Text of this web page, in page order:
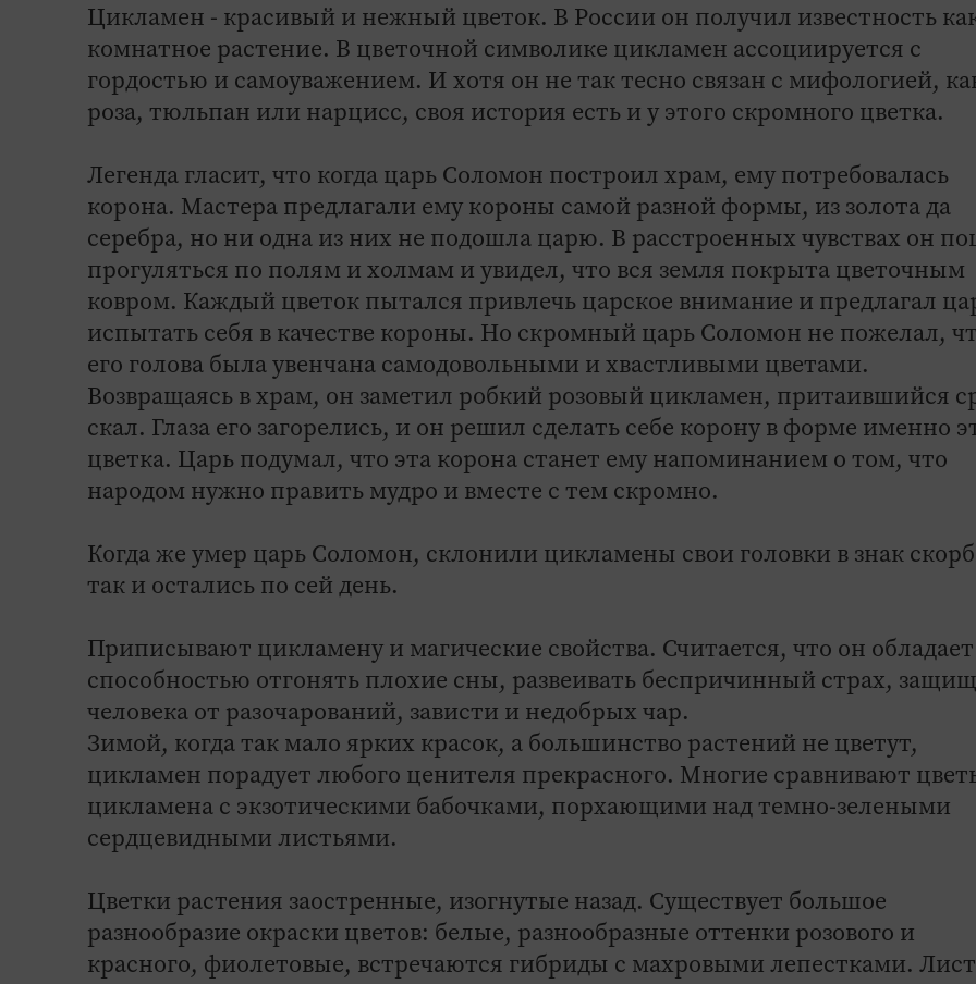
Цикламен - красивый и нежный цветок. В России он получил известность
комнатное растение. В цветочной символике цикламен ассоциируется с
гордостью и самоуважением. И хотя он не так тесно связан с мифологией,
роза, тюльпан или нарцисс, своя история есть и у этого скромного цветка.
Легенда гласит, что когда царь Соломон построил храм, ему потребовалась
корона. Мастера предлагали ему короны самой разной формы, из золота да
серебра, но ни одна из них не подошла царю. В расстроенных чувствах он
прогуляться по полям и холмам и увидел, что вся земля покрыта цветочным
ковром. Каждый цветок пытался привлечь царское внимание и предлагал
испытать себя в качестве короны. Но скромный царь Соломон не пожелал,
его голова была увенчана самодовольными и хвастливыми цветами.
Возвращаясь в храм, он заметил робкий розовый цикламен, притаившийся
скал. Глаза его загорелись, и он решил сделать себе корону в форме именно
цветка. Царь подумал, что эта корона станет ему напоминанием о том, что
народом нужно править мудро и вместе с тем скромно.
Когда же умер царь Соломон, склонили цикламены свои головки в знак
так и остались по сей день.
Приписывают цикламену и магические свойства. Считается, что он обладает
способностью отгонять плохие сны, развеивать беспричинный страх,
человека от разочарований, зависти и недобрых чар.
Зимой, когда так мало ярких красок, а большинство растений не цветут,
цикламен порадует любого ценителя прекрасного. Многие сравнивают
цикламена с экзотическими бабочками, порхающими над темно-зелеными
сердцевидными листьями.
Цветки растения заостренные, изогнутые назад. Существует большое
разнообразие окраски цветов: белые, разнообразные оттенки розового и
красного, фиолетовые, встречаются гибриды с махровыми лепестками.